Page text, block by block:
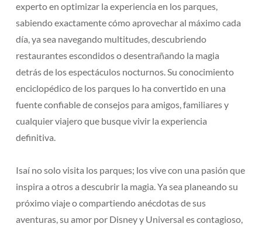
experto en optimizar la experiencia en los parques,
sabiendo exactamente cómo aprovechar al máximo cada
día, ya sea navegando multitudes, descubriendo
restaurantes escondidos o desentrañando la magia
detrás de los espectáculos nocturnos. Su conocimiento
enciclopédico de los parques lo ha convertido en una
fuente confiable de consejos para amigos, familiares y
cualquier viajero que busque vivir la experiencia
definitiva.
Isaí no solo visita los parques; los vive con una pasión que
inspira a otros a descubrir la magia. Ya sea planeando su
próximo viaje o compartiendo anécdotas de sus
aventuras, su amor por Disney y Universal es contagioso,